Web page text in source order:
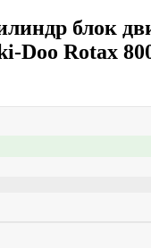
блок
Doo Rotax